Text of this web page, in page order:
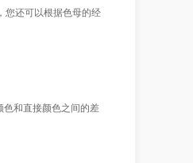
您还可以根据色母的经
和直接颜色之间的差